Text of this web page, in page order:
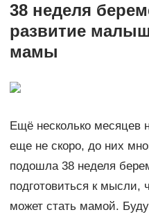
38 неделя
развитие
мамы
Ещё несколько месяцев
еще не скоро, до них
подошла 38 неделя
подготовиться к мысли,
может стать мамой.